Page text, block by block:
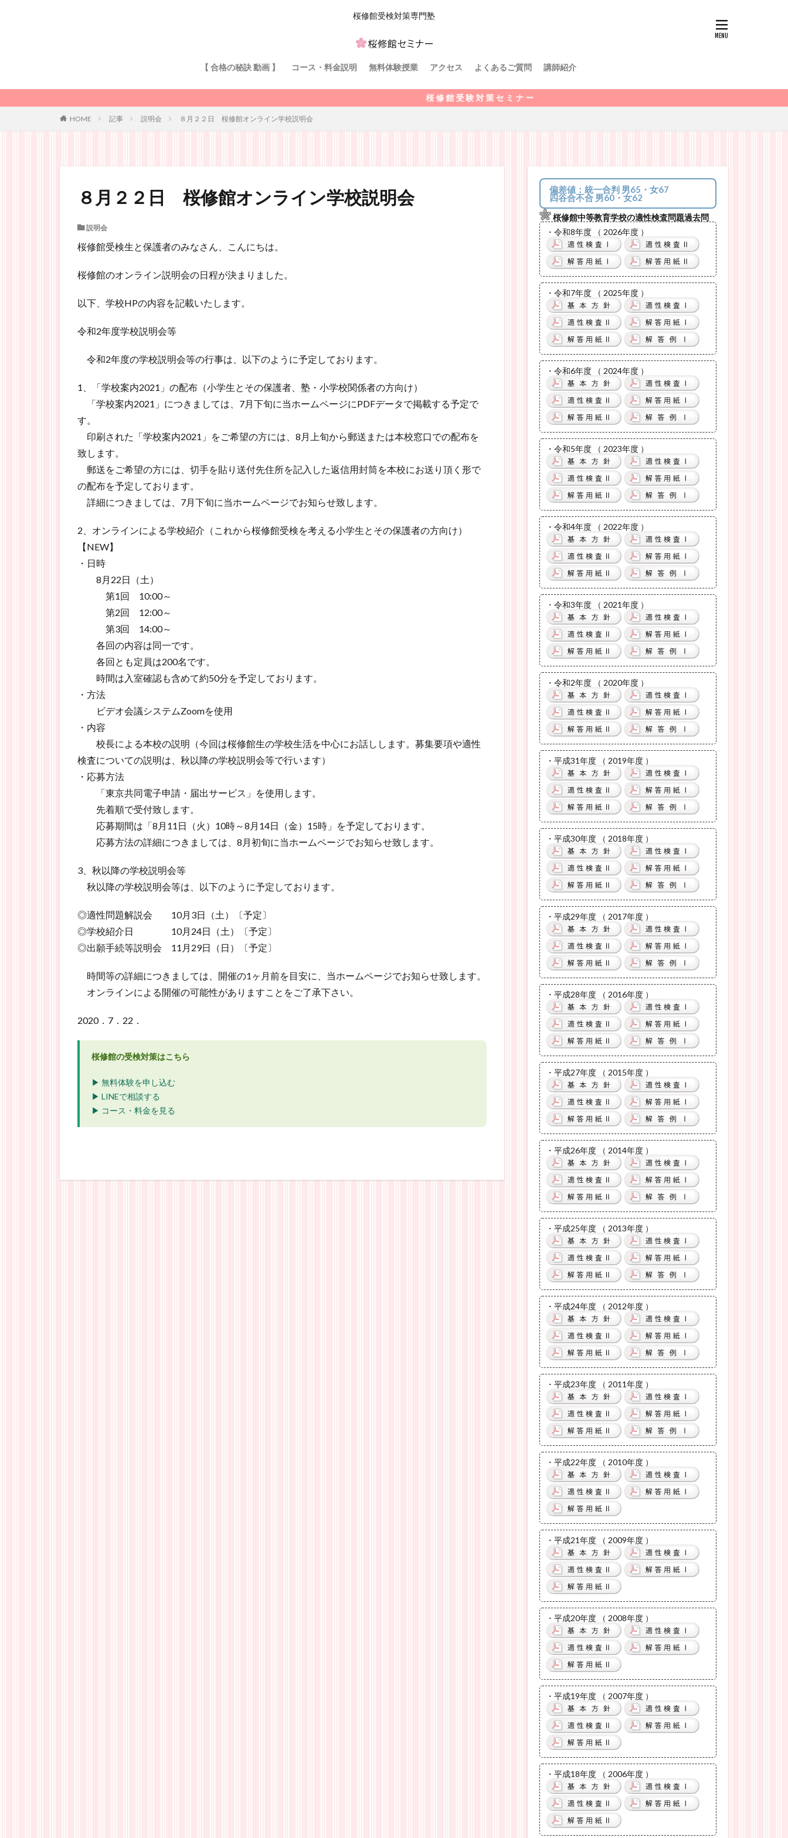
桜修館受検対策専門塾
【 合格の秘訣 動画 】 コース・料金説明 無料体験授業 アクセス よくあるご質問 講師紹介
桜 修 館 受 験 対 策 セ ミ ナ ー
HOME 記事 説明会 ８月２２日 桜修館オンライン学校説明会
８月２２日 桜修館オンライン学校説明会
説明会
桜修館受検生と保護者のみなさん、こんにちは。
桜修館のオンライン説明会の日程が決まりました。
以下、学校HPの内容を記載いたします。
令和2年度学校説明会等
令和2年度の学校説明会等の行事は、以下のように予定しております。
1、「学校案内2021」の配布（小学生とその保護者、塾・小学校関係者の方向け）
「学校案内2021」につきましては、7月下旬に当ホームページにPDFデータで掲載する予定で
す。
印刷された「学校案内2021」をご希望の方には、8月上旬から郵送または本校窓口での配布を
致します。
郵送をご希望の方には、切手を貼り送付先住所を記入した返信用封筒を本校にお送り頂く形で
の配布を予定しております。
詳細につきましては、7月下旬に当ホームページでお知らせ致します。
2、オンラインによる学校紹介（これから桜修館受検を考える小学生とその保護者の方向け）
【NEW】
・日時
8月22日（土）
第1回 10:00～
第2回 12:00～
第3回 14:00～
各回の内容は同一です。
各回とも定員は200名です。
時間は入室確認も含めて約50分を予定しております。
・方法
ビデオ会議システムZoomを使用
・内容
校長による本校の説明（今回は桜修館生の学校生活を中心にお話しします。募集要項や適性
検査についての説明は、秋以降の学校説明会等で行います）
・応募方法
「東京共同電子申請・届出サービス」を使用します。
先着順で受付致します。
応募期間は「8月11日（火）10時～8月14日（金）15時」を予定しております。
応募方法の詳細につきましては、8月初旬に当ホームページでお知らせ致します。
3、秋以降の学校説明会等
秋以降の学校説明会等は、以下のように予定しております。
◎適性問題解説会 10月3日（土）〔予定〕
◎学校紹介日 10月24日（土）〔予定〕
◎出願手続等説明会 11月29日（日）〔予定〕
時間等の詳細につきましては、開催の1ヶ月前を目安に、当ホームページでお知らせ致します。
オンラインによる開催の可能性がありますことをご了承下さい。
2020．7．22．
桜修館の受検対策はこちら
▶ 無料体験を申し込む
▶ LINEで相談する
▶ コース・料金を見る
偏差値：統一合判 男65・女67
四谷合不合 男60・女62
桜修館中等教育学校の適性検査問題過去問
・令和8年度 （ 2026年度 ）
・令和7年度 （ 2025年度 ）
・令和6年度 （ 2024年度 ）
・令和5年度 （ 2023年度 ）
・令和4年度 （ 2022年度 ）
・令和3年度 （ 2021年度 ）
・令和2年度 （ 2020年度 ）
・平成31年度 （ 2019年度 ）
・平成30年度 （ 2018年度 ）
・平成29年度 （ 2017年度 ）
・平成28年度 （ 2016年度 ）
・平成27年度 （ 2015年度 ）
・平成26年度 （ 2014年度 ）
・平成25年度 （ 2013年度 ）
・平成24年度 （ 2012年度 ）
・平成23年度 （ 2011年度 ）
・平成22年度 （ 2010年度 ）
・平成21年度 （ 2009年度 ）
・平成20年度 （ 2008年度 ）
・平成19年度 （ 2007年度 ）
・平成18年度 （ 2006年度 ）